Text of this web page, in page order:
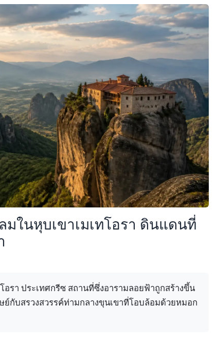
ในหุบเขาเมเทโอรา ดินแดนที่
อรา ประเทศกรีซ สถานที่ซึ่งอารามลอยฟ้าถูกสร้างขึ้น
ย์กับสรวงสวรรค์ท่ามกลางขุนเขาที่โอบล้อมด้วยหมอก